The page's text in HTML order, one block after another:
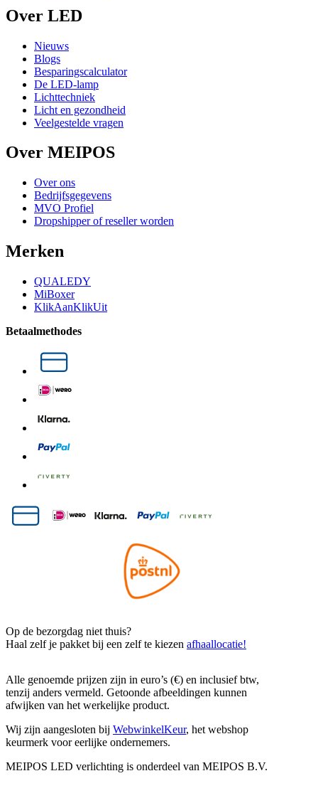
Over LED
Nieuws
Blogs
Besparingscalculator
De LED-lamp
Lichttechniek
Licht en gezondheid
Veelgestelde vragen
Over MEIPOS
Over ons
Bedrijfsgegevens
MVO Profiel
Dropshipper of reseller worden
Merken
QUALEDY
MiBoxer
KlikAanKlikUit
Betaalmethodes
Op de bezorgdag niet thuis?
Haal zelf je pakket bij een zelf te kiezen afhaallocatie!
Alle genoemde prijzen zijn in euro’s (€) en inclusief btw,
tenzij anders vermeld. Getoonde afbeeldingen kunnen
afwijken van het werkelijke product.
Wij zijn aangesloten bij WebwinkelKeur, het webshop
keurmerk voor eerlijke ondernemers.
MEIPOS LED verlichting is onderdeel van MEIPOS B.V.